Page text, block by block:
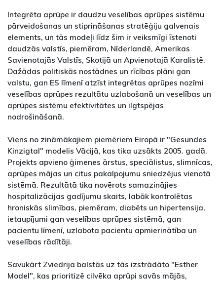
Integrēta aprūpe ir daudzu veselības aprūpes sistēmu
pārveidošanas un stiprināšanas stratēģiju galvenais
elements, un tās modeļi līdz šim ir veiksmīgi īstenoti
daudzās valstīs, piemēram, Nīderlandē, Amerikas
Savienotajās Valstīs, Skotijā un Apvienotajā Karalistē.
Dažādas politiskās nostādnes un rīcības plāni gan
valstu, gan ES līmenī atzīst integrētas aprūpes nozīmi
veselības aprūpes rezultātu uzlabošanā un veselības un
aprūpes sistēmu efektivitātes un ilgtspējas
nodrošināšanā.
Viens no zināmākajiem piemēriem Eiropā ir "Gesundes
Kinzigtal" modelis Vācijā, kas tika uzsākts 2005. gadā.
Projekts apvieno ģimenes ārstus, speciālistus, slimnīcas,
aprūpes mājas un citus pakalpojumu sniedzējus vienotā
sistēmā. Rezultātā tika novērots samazinājies
hospitalizācijas gadījumu skaits, labāk kontrolētas
hroniskās slimības, piemēram, diabēts un hipertensija,
ietaupījumi gan veselības aprūpes sistēmā, gan
pacientu līmenī, uzlabota pacientu apmierinātība un
veselības rādītāji.
Savukārt Zviedrija balstās uz tās izstrādāto "Esther
Model", kas prioritizē cilvēka aprūpi savās mājās,